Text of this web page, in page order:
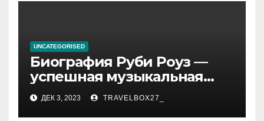
UNCATEGORISED
Биография Руби Роуз —
успешная музыкальная
карьера, личная жизнь и
знаковые достижения
ДЕК 3, 2023 TRAVELBOX27_